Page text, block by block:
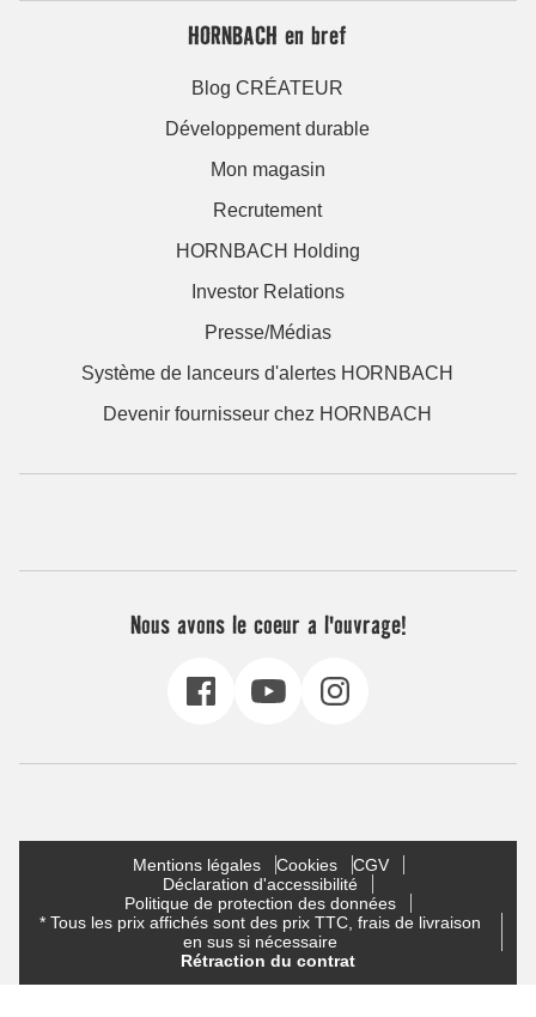
HORNBACH en bref
Blog CRÉATEUR
Développement durable
Mon magasin
Recrutement
HORNBACH Holding
Investor Relations
Presse/Médias
Système de lanceurs d'alertes HORNBACH
Devenir fournisseur chez HORNBACH
Nous avons le coeur a l'ouvrage!
Mentions légales Cookies
CGV
Déclaration d'accessibilité
Politique de protection des données
* Tous les prix affichés sont des prix TTC, frais de livraison
en sus si nécessaire
Rétraction du contrat